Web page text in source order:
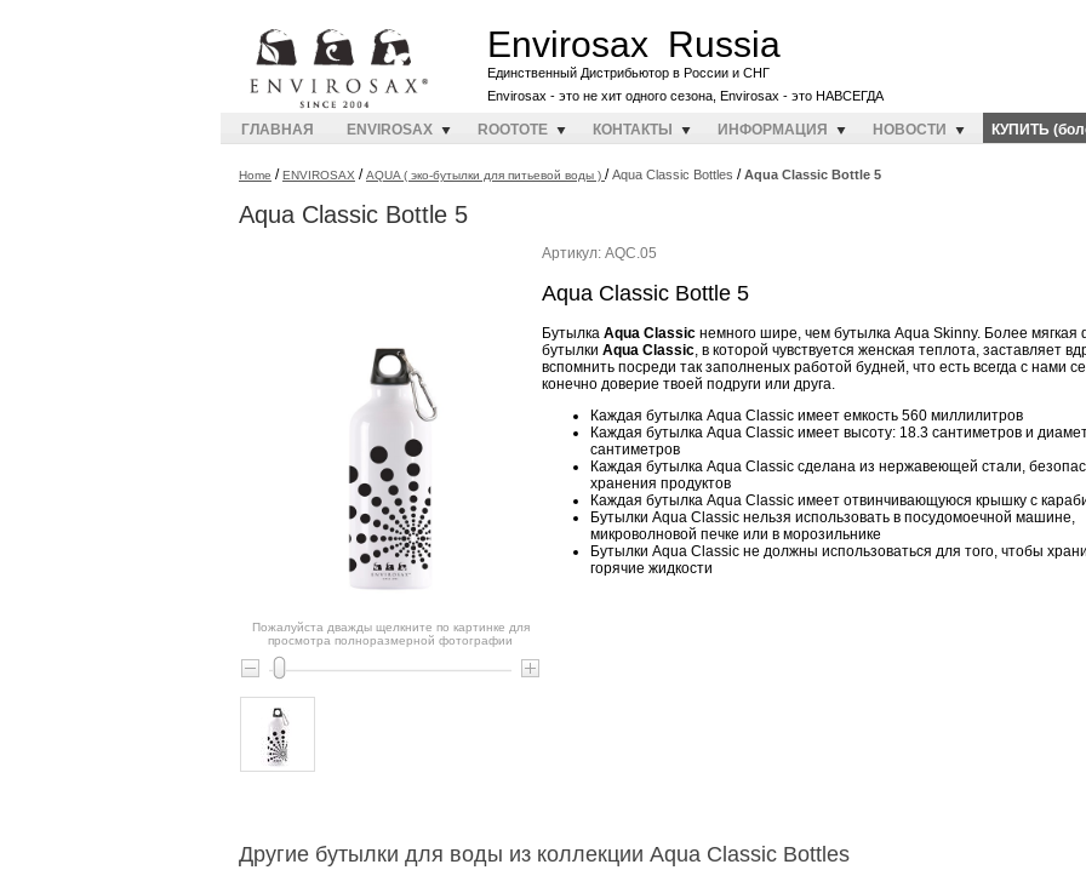
Envirosax Russia
Единственный Дистрибьютор в России и СНГ
Envirosax - это не хит одного сезона, Envirosax - это НАВСЕГДА
ГЛАВНАЯ ENVIROSAX ROOTOTE КОНТАКТЫ ИНФОРМАЦИЯ НОВОСТИ КУПИТЬ
Home /ENVIROSAX /AQUA ( эко-бутылки для питьевой воды ) /Aqua Classic Bottles /Aqua Classic Bottle 5
Aqua Classic Bottle 5
Пожалуйста дважды щелкните по картинке для
просмотра полноразмерной фотографии
Артикул: AQC.05
Aqua Classic Bottle 5
Бутылка Aqua Classic немного шире, чем бутылка Aqua Skinny. Более
бутылки Aqua Classic, в которой чувствуется женская теплота, заставляет
вспомнить посреди так заполненых работой будней, что есть всегда с нами
конечно доверие твоей подруги или друга.
Каждая бутылка Aqua Classic имеет емкость 560 миллилитров
Каждая бутылка Aqua Classic имеет высоту: 18.3 сантиметров и
сантиметров
Каждая бутылка Aqua Classic сделана из нержавеющей стали,
хранения продуктов
Каждая бутылка Aqua Classic имеет отвинчивающуюся крышку с
Бутылки Aqua Classic нельзя использовать в посудомоечной машине,
микроволновой печке или в морозильнике
Бутылки Aqua Classic не должны использоваться для того, чтобы
горячие жидкости
Другие бутылки для воды из коллекции Aqua Classic Bottles